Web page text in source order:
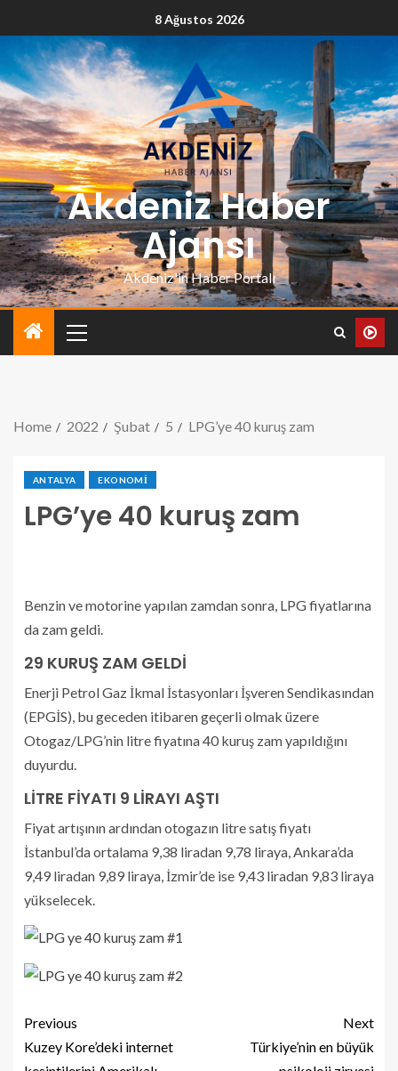
8 Ağustos 2026
Akdeniz Haber
Ajansı
Akdeniz'in Haber Portalı
Home 2022 Şubat 5 LPG’ye 40 kuruş zam
ANTALYA EKONOMI
LPG’ye 40 kuruş zam
Benzin ve motorine yapılan zamdan sonra, LPG fiyatlarına
da zam geldi.
29 KURUŞ ZAM GELDİ
Enerji Petrol Gaz İkmal İstasyonları İşveren Sendikasından
(EPGİS), bu geceden itibaren geçerli olmak üzere
Otogaz/LPG’nin litre fiyatına 40 kuruş zam yapıldığını
duyurdu.
LİTRE FİYATI 9 LİRAYI AŞTI
Fiyat artışının ardından otogazın litre satış fiyatı
İstanbul’da ortalama 9,38 liradan 9,78 liraya, Ankara’da
9,49 liradan 9,89 liraya, İzmir’de ise 9,43 liradan 9,83 liraya
yükselecek.
Previous
Kuzey Kore’deki internet
Next
Türkiye’nin en büyük